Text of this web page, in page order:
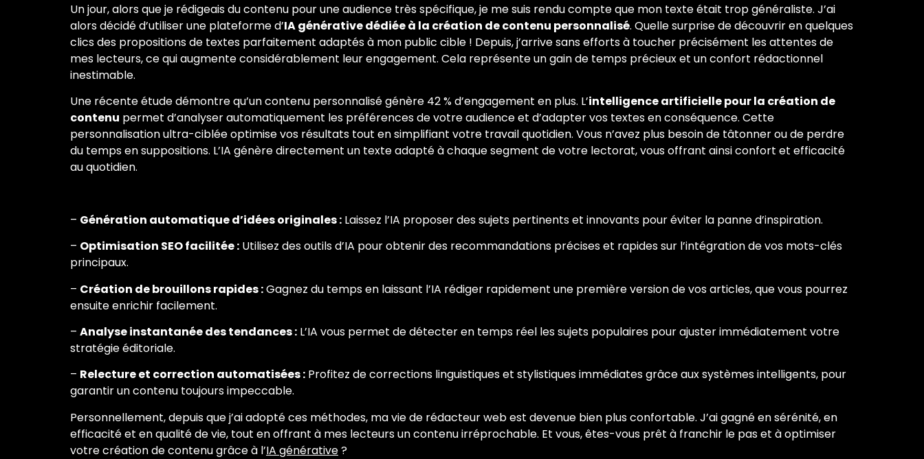
Un jour, alors que je rédigeais du contenu pour une audience très spécifique, je me suis rendu compte que mon texte était trop généraliste. J’ai
alors décidé d’utiliser une plateforme d’IA générative dédiée à la création de contenu personnalisé. Quelle surprise de découvrir en quelques
clics des propositions de textes parfaitement adaptés à mon public cible ! Depuis, j’arrive sans efforts à toucher précisément les attentes de
mes lecteurs, ce qui augmente considérablement leur engagement. Cela représente un gain de temps précieux et un confort rédactionnel
inestimable.
Une récente étude démontre qu’un contenu personnalisé génère 42 % d’engagement en plus. L’intelligence artificielle pour la création de
contenu permet d’analyser automatiquement les préférences de votre audience et d’adapter vos textes en conséquence. Cette
personnalisation ultra-ciblée optimise vos résultats tout en simplifiant votre travail quotidien. Vous n’avez plus besoin de tâtonner ou de perdre
du temps en suppositions. L’IA génère directement un texte adapté à chaque segment de votre lectorat, vous offrant ainsi confort et efficacité
au quotidien.
– Génération automatique d’idées originales : Laissez l’IA proposer des sujets pertinents et innovants pour éviter la panne d’inspiration.
– Optimisation SEO facilitée : Utilisez des outils d’IA pour obtenir des recommandations précises et rapides sur l’intégration de vos mots-clés
principaux.
– Création de brouillons rapides :Gagnez du temps en laissant l’IA rédiger rapidement une première version de vos articles, que vous pourrez
ensuite enrichir facilement.
– Analyse instantanée des tendances : L’IA vous permet de détecter en temps réel les sujets populaires pour ajuster immédiatement votre
stratégie éditoriale.
– Relecture et correction automatisées : Profitez de corrections linguistiques et stylistiques immédiates grâce aux systèmes intelligents, pour
garantir un contenu toujours impeccable.
Personnellement, depuis que j’ai adopté ces méthodes, ma vie de rédacteur web est devenue bien plus confortable. J’ai gagné en sérénité, en
efficacité et en qualité de vie, tout en offrant à mes lecteurs un contenu irréprochable. Et vous, êtes-vous prêt à franchir le pas et à optimiser
votre création de contenu grâce à l’IA générative?